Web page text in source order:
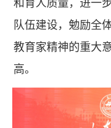
和育人质量，进一
队伍建设，勉励全
教育家精神的重大
高。